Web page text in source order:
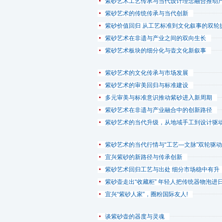
紫砂艺术的传统传承与当代创新
紫砂价值回归 从工艺标准到文化叙事的双轮
紫砂艺术在非遗与产业之间的双向生长
紫砂艺术板块的细分化与壶文化新叙事
紫砂艺术的文化传承与市场发展
紫砂艺术的审美回归与标准建设
多元审美与标准意识推动紫砂进入新周期
紫砂艺术在非遗与产业融合中的创新路径
紫砂艺术的当代升级，从地域手工到设计驱
紫砂艺术的当代行情与“工艺—文脉”双轮驱动
宜兴紫砂的新路径与传承创新
紫砂艺术回归工艺与出处 细分市场稳中有升
紫砂壶走出“收藏柜” 年轻人把传统器物泡进
宜兴“紫砂人家”，圈粉国际友人!
谈紫砂壶的器度与灵魂